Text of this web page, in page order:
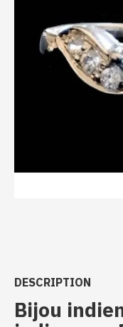
DESCRIPTION
Bijou